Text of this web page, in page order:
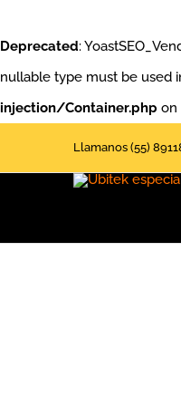
Deprecated:
nullable type must be used
injection/Container.php on
al
Llamanos (55)